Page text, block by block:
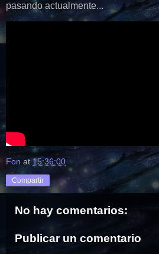
pasando actualmente...
Fon at 15:36:00
Compartir
No hay comentarios:
Publicar un comentario